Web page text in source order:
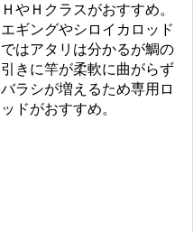
ＨやＨクラスがおすすめ。
エギングやシロイカロッド
ではアタリは分かるが鯛の
引きに竿が柔軟に曲がらず
バラシが増えるため専用ロ
ッドがおすすめ。